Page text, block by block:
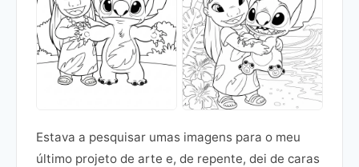
Estava a pesquisar umas imagens para o meu
último projeto de arte e, de repente, dei de caras